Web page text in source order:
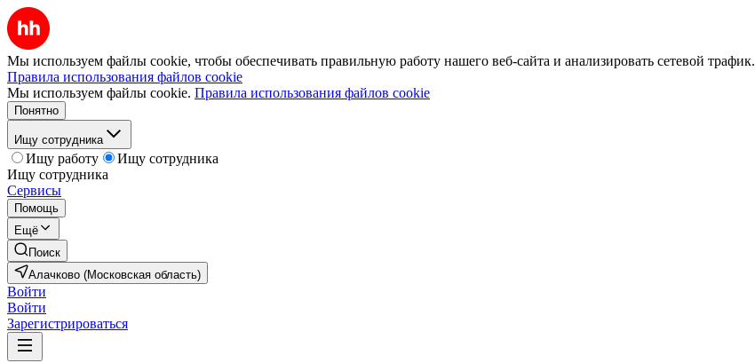
Мы используем файлы cookie, чтобы обеспечивать правильную работу нашего веб-сайта и анализировать сетевой трафик.
Правила использования файлов cookie
Мы используем файлы cookie. Правила использования файлов cookie
Понятно
Ищу сотрудника
Ищу работу
Ищу сотрудника
Ищу сотрудника
Сервисы
Помощь
Ещё
Поиск
Алачково (Московская область)
Войти
Войти
Зарегистрироваться